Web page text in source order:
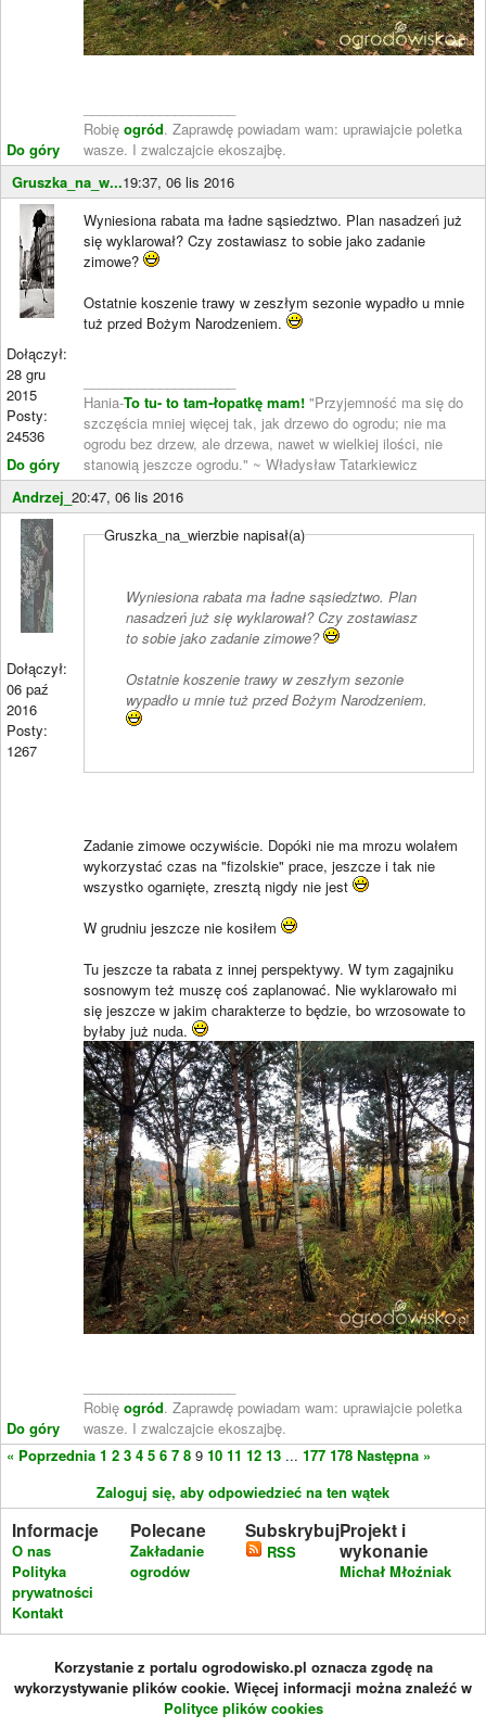
Do góry
Robię ogród. Zaprawdę powiadam wam: uprawiajcie poletka
wasze. I zwalczajcie ekoszajbę.
Gruszka_na_w...19:37, 06 lis 2016
Dołączył:
28 gru
2015
Posty:
24536
Do góry
Wyniesiona rabata ma ładne sąsiedztwo. Plan nasadzeń już
się wyklarował? Czy zostawiasz to sobie jako zadanie
zimowe?
Ostatnie koszenie trawy w zeszłym sezonie wypadło u mnie
tuż przed Bożym Narodzeniem.
Hania-To tu- to tam-łopatkę mam! "Przyjemność ma się do
szczęścia mniej więcej tak, jak drzewo do ogrodu; nie ma
ogrodu bez drzew, ale drzewa, nawet w wielkiej ilości, nie
stanowią jeszcze ogrodu." ~ Władysław Tatarkiewicz
Andrzej_ 20:47, 06 lis 2016
Dołączył:
06 paź
2016
Posty:
1267
Do góry
Gruszka_na_wierzbie napisał(a)
Wyniesiona rabata ma ładne sąsiedztwo. Plan
nasadzeń już się wyklarował? Czy zostawiasz
to sobie jako zadanie zimowe?
Ostatnie koszenie trawy w zeszłym sezonie
wypadło u mnie tuż przed Bożym Narodzeniem.
Zadanie zimowe oczywiście. Dopóki nie ma mrozu wolałem
wykorzystać czas na "fizolskie" prace, jeszcze i tak nie
wszystko ogarnięte, zresztą nigdy nie jest
W grudniu jeszcze nie kosiłem
Tu jeszcze ta rabata z innej perspektywy. W tym zagajniku
sosnowym też muszę coś zaplanować. Nie wyklarowało mi
się jeszcze w jakim charakterze to będzie, bo wrzosowate to
byłaby już nuda.
Robię ogród. Zaprawdę powiadam wam: uprawiajcie poletka
wasze. I zwalczajcie ekoszajbę.
« Poprzednia 1 2 3 4 5 6 7 8 9 10 11 12 13 ... 177 178 Następna »
Zaloguj się, aby odpowiedzieć na ten wątek
Informacje
O nas
Polityka
prywatności
Kontakt
Polecane
Zakładanie
ogrodów
Subskrybuj
RSS
Projekt i
wykonanie
Michał Młoźniak
Korzystanie z portalu ogrodowisko.pl oznacza zgodę na
wykorzystywanie plików cookie. Więcej informacji można znaleźć w
Polityce plików cookies